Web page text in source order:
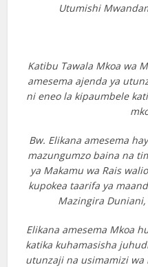
Utumishi
Katibu Tawala Mkoa wa
amesema ajenda ya
ni eneo la kipaumbele
Bw. Elikana amesema
mazungumzo baina na
ya Makamu wa Rais
kupokea taarifa ya
Mazingira Duniani,
Elikana amesema Mkoa
katika kuhamasisha
utunzaji na usimamizi